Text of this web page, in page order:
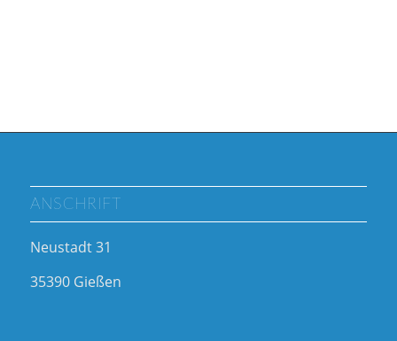
ANSCHRIFT
Neustadt 31
35390 Gießen